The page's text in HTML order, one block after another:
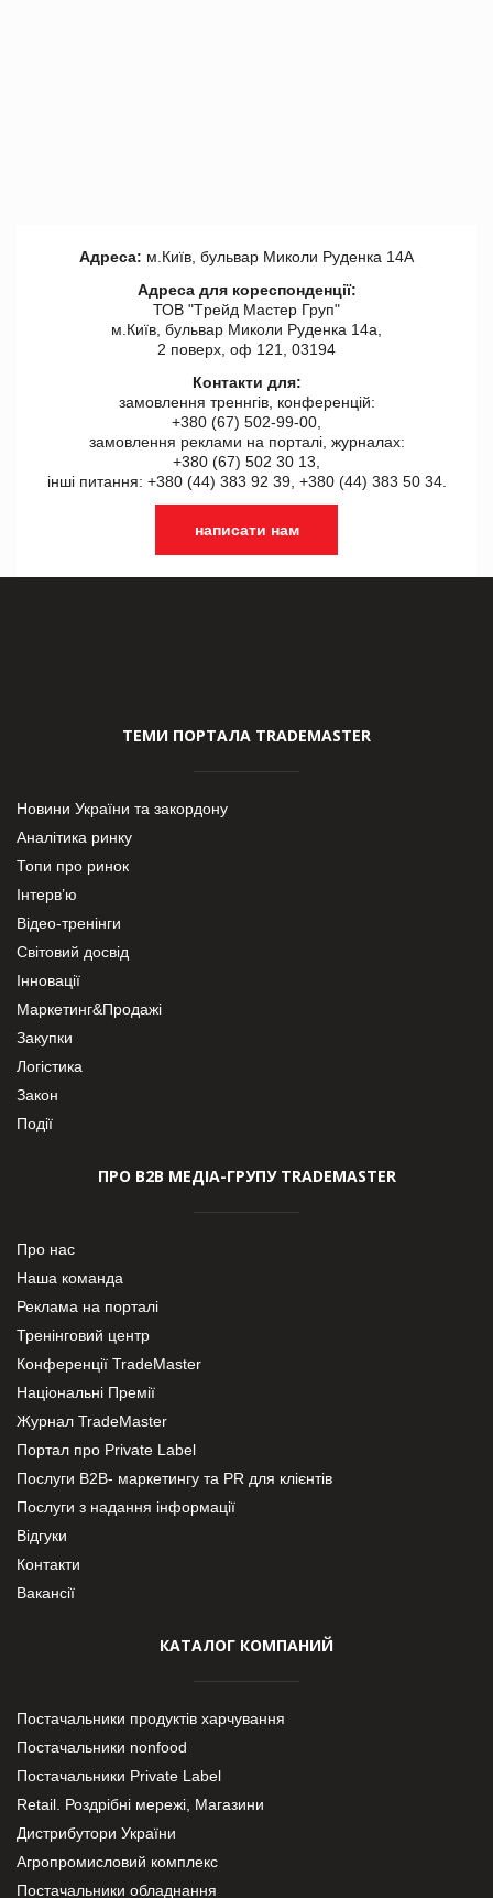
Адреса: м.Київ, бульвар Миколи Руденка 14А
Адреса для кореспонденції:
ТОВ "Tрейд Мастер Груп"
м.Київ, бульвар Миколи Руденка 14а,
2 поверх, оф 121, 03194
Контакти для:
замовлення треннгів, конференцій:
+380 (67) 502-99-00,
замовлення реклами на порталі, журналах:
+380 (67) 502 30 13,
інші питання: +380 (44) 383 92 39, +380 (44) 383 50 34.
написати нам
ТЕМИ ПОРТАЛА TRADEMASTER
Новини України та закордону
Аналітика ринку
Топи про ринок
Інтерв’ю
Відео-тренінги
Світовий досвід
Інновації
Маркетинг&Продажі
Закупки
Логістика
Закон
Події
ПРО В2В МЕДІА-ГРУПУ TRADEMASTER
Про нас
Наша команда
Реклама на порталі
Тренінговий центр
Конференції TradeMaster
Національні Премії
Журнал TradeMaster
Портал про Private Label
Послуги В2В- маркетингу та PR для клієнтів
Послуги з надання інформації
Відгуки
Контакти
Вакансії
КАТАЛОГ КОМПАНИЙ
Постачальники продуктів харчування
Постачальники nonfood
Постачальники Private Label
Retail. Роздрібні мережі, Магазини
Дистрибутори України
Агропромисловий комплекс
Постачальники обладнання